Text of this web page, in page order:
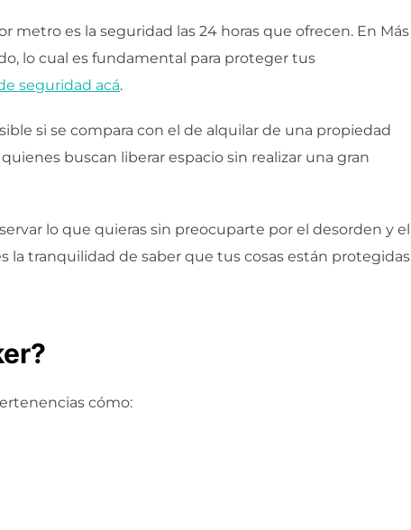
metro es la seguridad las 24 horas que ofrecen. En Más
lo cual es fundamental para proteger tus
seguridad acá.
si se compara con el de alquilar de una propiedad
buscan liberar espacio sin realizar una gran
lo que quieras sin preocuparte por el desorden y el
la tranquilidad de saber que tus cosas están protegidas
cómo: